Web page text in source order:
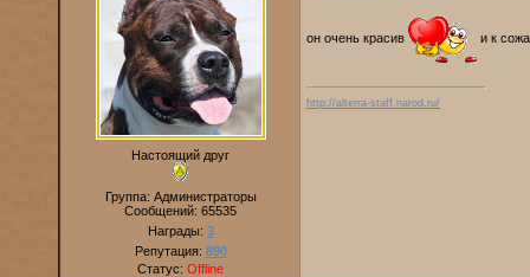
Настоящий друг
Группа: Администраторы
Сообщений: 65535
Награды: 3
Репутация: 890
Статус: Offline
он очень красив и к
http://alterra-staff.narod.ru/